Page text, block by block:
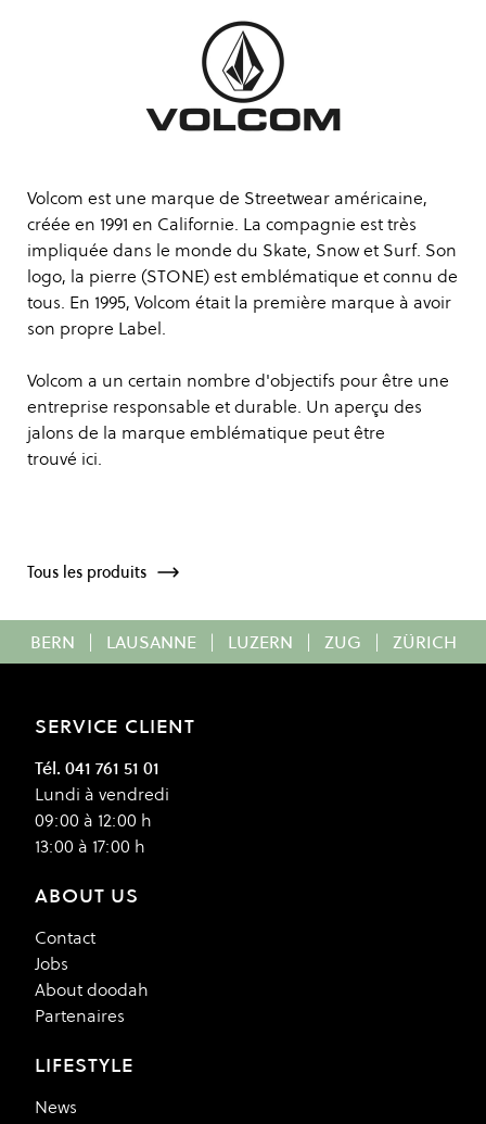
Volcom est une marque de Streetwear américaine,
créée en 1991 en Californie. La compagnie est très
impliquée dans le monde du Skate, Snow et Surf. Son
logo, la pierre (STONE) est emblématique et connu de
tous. En 1995, Volcom était la première marque à avoir
son propre Label.
Volcom a un certain nombre d'objectifs pour être une
entreprise responsable et durable. Un aperçu des
jalons de la marque emblématique peut être
trouvé ici.
Tous les produits
BERN | LAUSANNE | LUZERN | ZUG | ZÜRICH
SERVICE CLIENT
Tél. 041 761 51 01
Lundi à vendredi
09:00 à 12:00 h
13:00 à 17:00 h
ABOUT US
Contact
Jobs
About doodah
Partenaires
LIFESTYLE
News